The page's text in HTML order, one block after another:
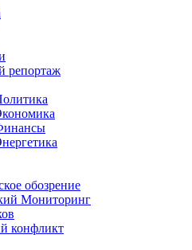
репортаж
обозрение
Мониторинг
конфликт